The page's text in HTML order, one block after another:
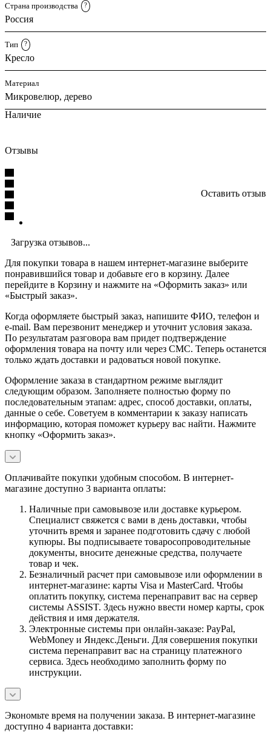
Страна производства ?
Россия
Тип ?
Кресло
Материал
Микровелюр, дерево
Наличие
Отзывы
Оставить отзыв
Загрузка отзывов...
Для покупки товара в нашем интернет-магазине выберите
понравившийся товар и добавьте его в корзину. Далее
перейдите в Корзину и нажмите на «Оформить заказ» или
«Быстрый заказ».
Когда оформляете быстрый заказ, напишите ФИО, телефон и
e-mail. Вам перезвонит менеджер и уточнит условия заказа.
По результатам разговора вам придет подтверждение
оформления товара на почту или через СМС. Теперь останется
только ждать доставки и радоваться новой покупке.
Оформление заказа в стандартном режиме выглядит
следующим образом. Заполняете полностью форму по
последовательным этапам: адрес, способ доставки, оплаты,
данные о себе. Советуем в комментарии к заказу написать
информацию, которая поможет курьеру вас найти. Нажмите
кнопку «Оформить заказ».
Оплачивайте покупки удобным способом. В интернет-
магазине доступно 3 варианта оплаты:
Наличные при самовывозе или доставке курьером.
Специалист свяжется с вами в день доставки, чтобы
уточнить время и заранее подготовить сдачу с любой
купюры. Вы подписываете товаросопроводительные
документы, вносите денежные средства, получаете
товар и чек.
Безналичный расчет при самовывозе или оформлении в
интернет-магазине: карты Visa и MasterCard. Чтобы
оплатить покупку, система перенаправит вас на сервер
системы ASSIST. Здесь нужно ввести номер карты, срок
действия и имя держателя.
Электронные системы при онлайн-заказе: PayPal,
WebMoney и Яндекс.Деньги. Для совершения покупки
система перенаправит вас на страницу платежного
сервиса. Здесь необходимо заполнить форму по
инструкции.
Экономьте время на получении заказа. В интернет-магазине
доступно 4 варианта доставки: